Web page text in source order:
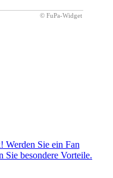
Werden Sie ein Fan
Sie besondere Vorteile.